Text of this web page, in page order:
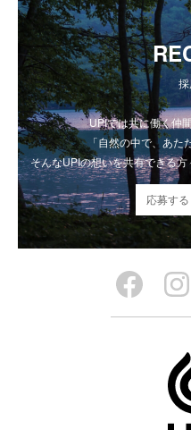
UPIでは共に働く仲
「自然の中で、あた
そんなUPIの想いを共有できる
応募する